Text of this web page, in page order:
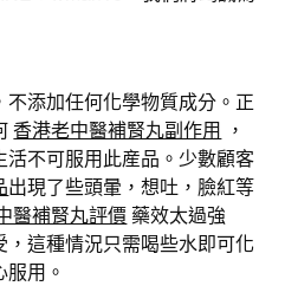
添加任何化學物質成分。正
香港老中醫補腎丸副作用 ，
不可服用此産品。少數顧客
出現了些頭暈，想吐，臉紅等
醫補腎丸評價 藥效太過強
這種情況只需喝些水即可化
用。